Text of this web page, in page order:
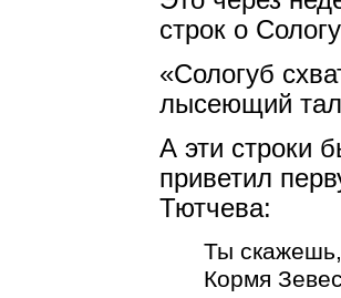
строк о
«Сологуб
лысеющий
А эти строки
приветил
Тютчева:
Ты
Кормя